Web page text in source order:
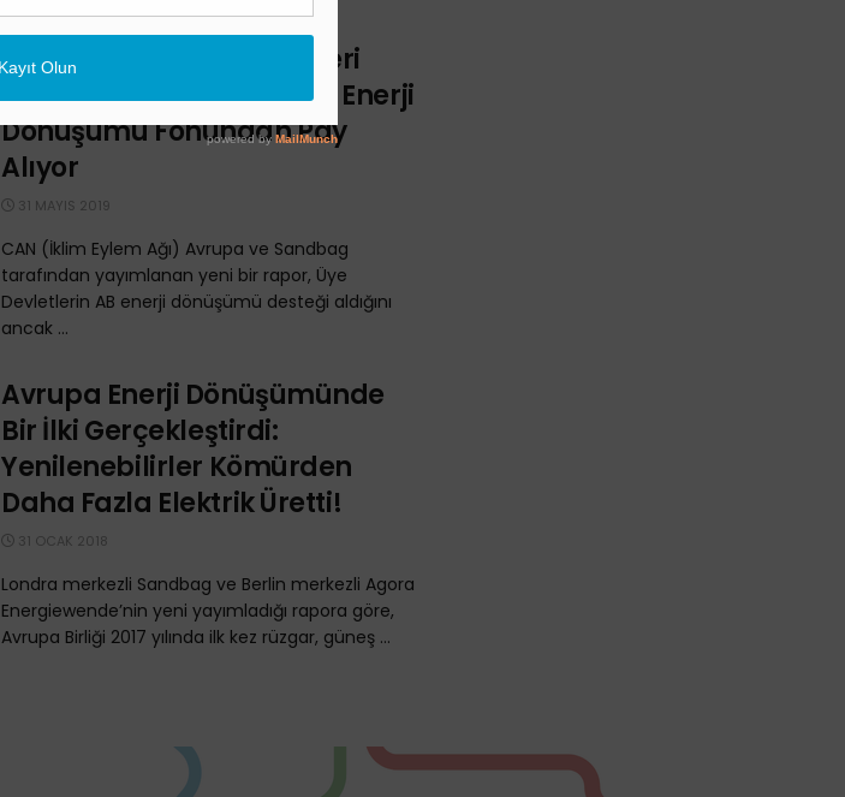
Yeni Rapor: Bazı AB Ülkeleri
Kömürden Vazgeçmiyor, Enerji
Dönüşümü Fonundan Pay
Alıyor
31 MAYIS 2019
CAN (İklim Eylem Ağı) Avrupa ve Sandbag
tarafından yayımlanan yeni bir rapor, Üye
Devletlerin AB enerji dönüşümü desteği aldığını
ancak ...
Avrupa Enerji Dönüşümünde
Bir İlki Gerçekleştirdi:
Yenilenebilirler Kömürden
Daha Fazla Elektrik Üretti!
31 OCAK 2018
Londra merkezli Sandbag ve Berlin merkezli Agora
Energiewende’nin yeni yayımladığı rapora göre,
Avrupa Birliği 2017 yılında ilk kez rüzgar, güneş ...